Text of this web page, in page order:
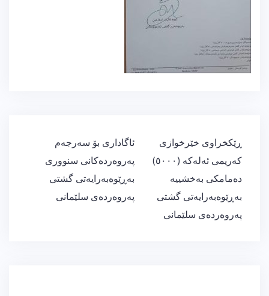
ڕێدۆزیی
بابەت
ئاگاداری بۆ سەرجەم
پەروەردەکانی سنووری
بەڕێوەبەرایەتی گشتی
پەروەردەی سلێمانی
ڕێکخراوی خێرخوازی
کەریمی ئەلەکە (٥٠٠٠)
دەمامکی بەخشییە
بەڕێوەبەرایەتی گشتی
پەروەردەی سلێمانی